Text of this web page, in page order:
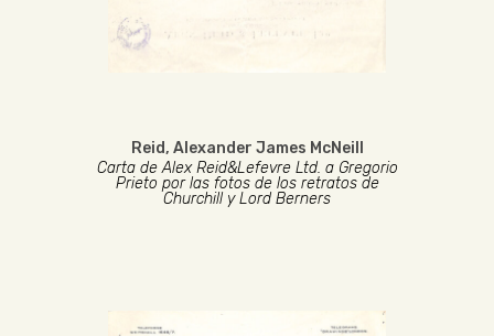
Reid, Alexander James McNeill
Carta de Alex Reid&Lefevre Ltd. a Gregorio
Prieto por las fotos de los retratos de
Churchill y Lord Berners